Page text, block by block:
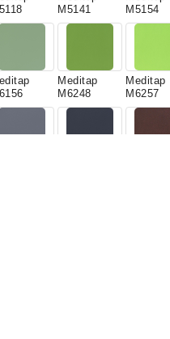
M5141
M5154
Meditap
M6248
Meditap
M6257